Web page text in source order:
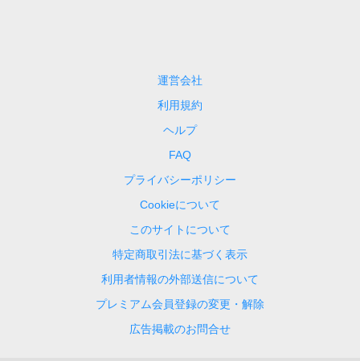
運営会社
利用規約
ヘルプ
FAQ
プライバシーポリシー
Cookieについて
このサイトについて
特定商取引法に基づく表示
利用者情報の外部送信について
プレミアム会員登録の変更・解除
広告掲載のお問合せ